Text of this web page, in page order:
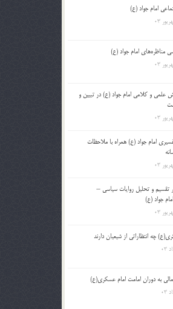
امام جواد (ع)
مناظره‌های امام جواد (ع)
علمی و کلامی امام جواد (ع) در تبیین و
امام جواد (ع) همراه با ملاحظات
تقسیم و تحلیل روایات سیاسی –
جواد (ع)
چه انتظاراتی از شیعیان دارند
به دوران امامت امام عسکری(ع)